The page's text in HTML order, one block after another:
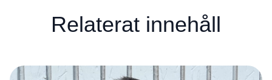
Relaterat innehåll